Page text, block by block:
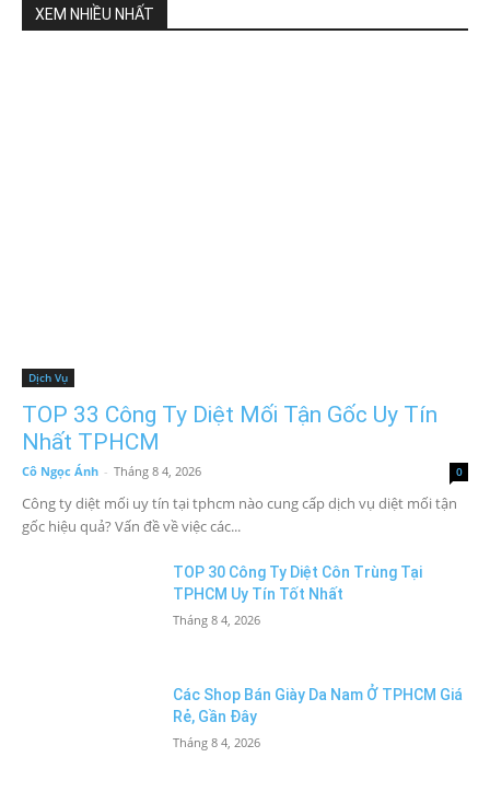
XEM NHIỀU NHẤT
Dịch Vụ
TOP 33 Công Ty Diệt Mối Tận Gốc Uy Tín
Nhất TPHCM
Cô Ngọc Ánh - Tháng 8 4, 2026 0
Công ty diệt mối uy tín tại tphcm nào cung cấp dịch vụ diệt mối tận
gốc hiệu quả? Vấn đề về việc các...
TOP 30 Công Ty Diệt Côn Trùng Tại
TPHCM Uy Tín Tốt Nhất
Tháng 8 4, 2026
Các Shop Bán Giày Da Nam Ở TPHCM Giá
Rẻ, Gần Đây
Tháng 8 4, 2026